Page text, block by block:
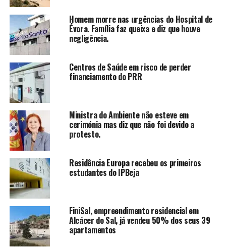
Homem morre nas urgências do Hospital de
Évora. Família faz queixa e diz que houve
negligência.
Centros de Saúde em risco de perder
financiamento do PRR
Ministra do Ambiente não esteve em
cerimónia mas diz que não foi devido a
protesto.
Residência Europa recebeu os primeiros
estudantes do IPBeja
FiniSal, empreendimento residencial em
Alcácer do Sal, já vendeu 50% dos seus 39
apartamentos